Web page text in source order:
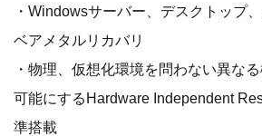
・Windowsサーバー、デスクトップ
ベアメタルリカバリ
・物理、仮想化環境を問わない異な
可能にするHardware Independent
準搭載